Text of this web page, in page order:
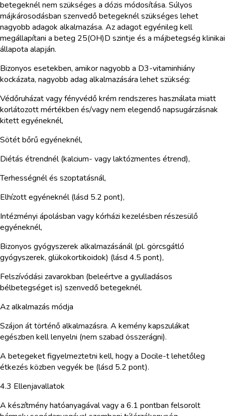
betegeknél nem szükséges a dózis módosítása. Súlyos
májkárosodásban szenvedő betegeknél szükséges lehet
nagyobb adagok alkalmazása. Az adagot egyénileg kell
megállapítani a beteg 25(OH)D szintje és a májbetegség klinikai
állapota alapján.
Bizonyos esetekben, amikor nagyobb a D3-vitaminhiány
kockázata, nagyobb adag alkalmazására lehet szükség:
Védőruházat vagy fényvédő krém rendszeres használata miatt
korlátozott mértékben és/vagy nem elegendő napsugárzásnak
kitett egyéneknél,
Sötét bőrű egyéneknél,
Diétás étrendnél (kalcium- vagy laktózmentes étrend),
Terhességnél és szoptatásnál,
Elhízott egyéneknél (lásd 5.2 pont),
Intézményi ápolásban vagy kórházi kezelésben részesülő
egyéneknél,
Bizonyos gyógyszerek alkalmazásánál (pl. görcsgátló
gyógyszerek, glükokortikoidok) (lásd 4.5 pont),
Felszívódási zavarokban (beleértve a gyulladásos
bélbetegséget is) szenvedő betegeknél.
Az alkalmazás módja
Szájon át történő alkalmazásra. A kemény kapszulákat
egészben kell lenyelni (nem szabad összerágni).
A betegeket figyelmeztetni kell, hogy a Docile-t lehetőleg
étkezés közben vegyék be (lásd 5.2 pont).
4.3 Ellenjavallatok
A készítmény hatóanyagával vagy a 6.1 pontban felsorolt